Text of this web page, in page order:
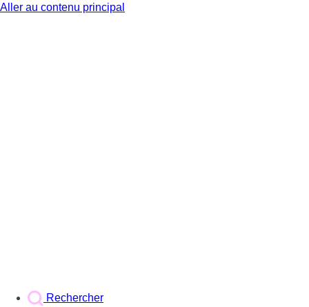
Aller au contenu principal
Rechercher